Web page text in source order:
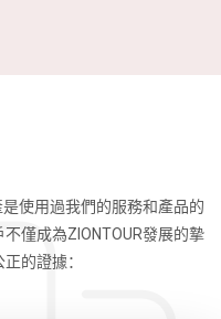
使用過我們的服務和產品的
僅成為ZIONTOUR發展的摯
的證據：